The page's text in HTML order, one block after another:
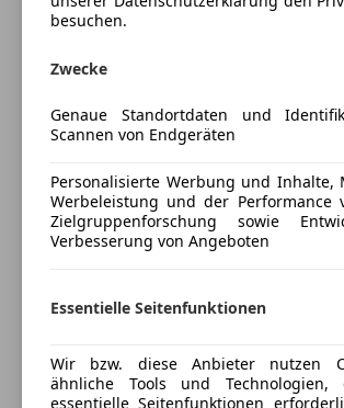
Nebelscheinwerfer
Traktionskontrolle
Zentralverriegelung
Alufelgen
Reserverad
Scheinwerferreinigung
Sportpaket
*Unser Service für Sie:
*Fahrzeugbesichtigungen interaktiv via
*Hochauflösendes Onlinefotoalbum
Fahrzeug
*Komplette Kaufabwicklung online
*Finanzierungen sind auch ohne
*Besichtigungen sind ausschließlich
Terminvereinbarung möglich*
Garage*
Monaten an*
Mehr anzeigen
Versicherungsschutz an Ihre
besuchen.
Zwecke
Genaue Standortdaten und
Scannen von Endgeräten
Personalisierte Werbung und Inhalte,
Werbeleistung und der Performance
Zielgruppenforschung sowie
Verbesserung von Angeboten
Essentielle Seitenfunktionen
Wir bzw. diese Anbieter nutzen
ähnliche Tools und
essentielle Seitenfunktionen